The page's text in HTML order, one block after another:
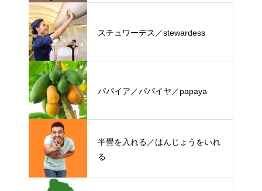
スチュワーデス／stewardess
パパイア／パパイヤ／papaya
半畳を入れる／はんじょうをいれ
る